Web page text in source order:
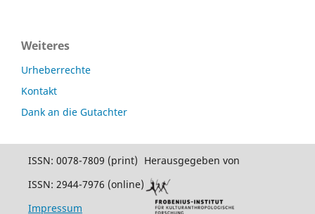
Weiteres
Urheberrechte
Kontakt
Dank an die Gutachter
ISSN: 0078-7809 (print)
ISSN: 2944-7976 (online)
Impressum
Herausgegeben von